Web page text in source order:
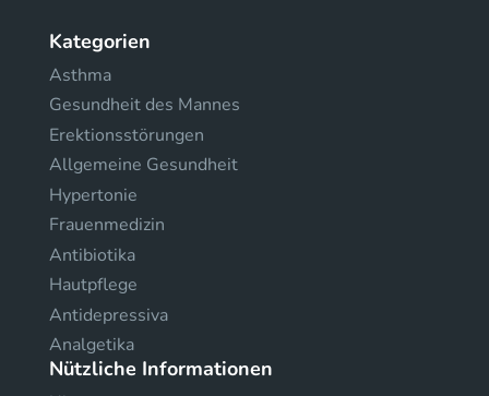
Kategorien
Asthma
Gesundheit des Mannes
Erektionsstörungen
Allgemeine Gesundheit
Hypertonie
Frauenmedizin
Antibiotika
Hautpflege
Antidepressiva
Analgetika
Nützliche Informationen